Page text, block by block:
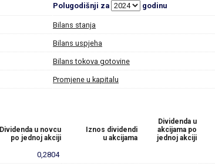
Polugodišnji za godinu
Bilans stanja
Bilans uspjeha
Bilans tokova gotovine
Promjene u kapitalu
Dividenda u novcu
po jednoj akciji
Iznos dividendi
u akcijama
Dividenda u
akcijama po
jednoj akciji
0,2804